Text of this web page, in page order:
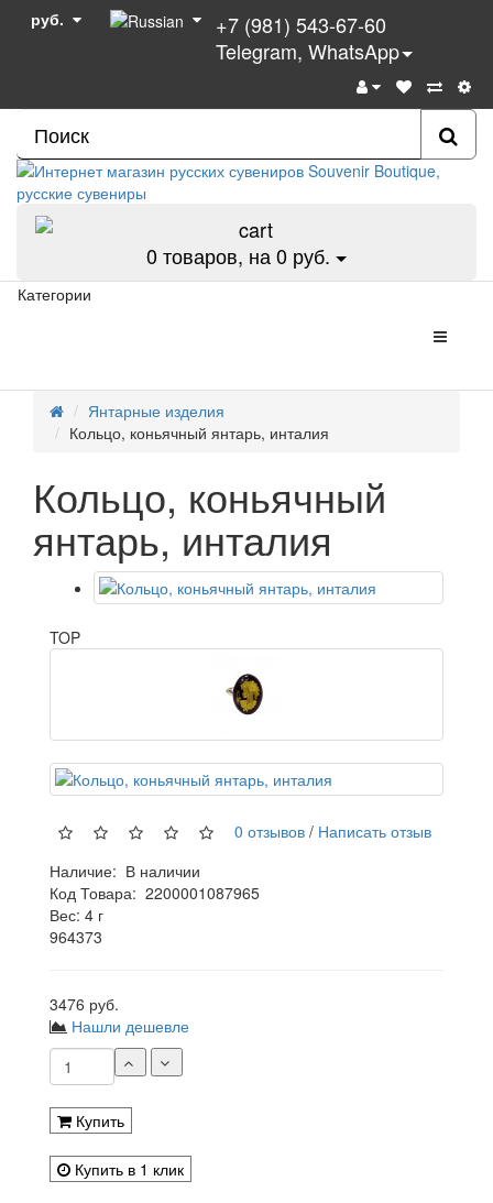
руб.
+7 (981) 543-67-60
Telegram, WhatsApp
0товаров, на 0 руб.
Категории
Янтарные изделия
Кольцо, коньячный янтарь, инталия
Кольцо, коньячный
янтарь, инталия
TOP
0 отзывов / Написать отзыв
Наличие: В наличии
Код Товара: 2200001087965
Вес: 4 г
964373
3476 руб.
Нашли дешевле
Купить
Купить в 1 клик